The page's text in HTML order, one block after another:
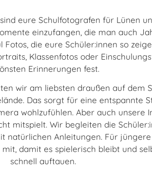
eure Schulfotografen für Lünen
einzufangen, die man auch
die eure Schüler:innen so
Klassenfotos oder
Erinnerungen fest.
wir am liebsten draußen auf dem
Das sorgt für eine entspannte
wohlzufühlen. Aber auch unsere
mitspielt. Wir begleiten die
natürlichen Anleitungen. Für
damit es spielerisch bleibt und
schnell auftauen.